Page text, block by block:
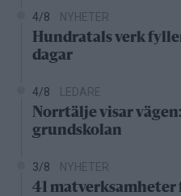
4/8 NYHETER
Hundratals verk
dagar
4/8 LEDARE
Norrtälje visar
grundskolan
3/8 NYHETER
41